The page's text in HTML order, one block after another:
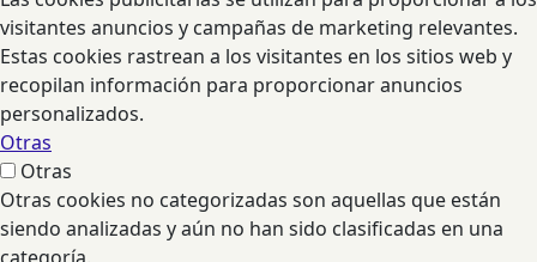
visitantes anuncios y campañas de marketing relevantes.
Estas cookies rastrean a los visitantes en los sitios web y
recopilan información para proporcionar anuncios
personalizados.
Otras
Otras
Otras cookies no categorizadas son aquellas que están
siendo analizadas y aún no han sido clasificadas en una